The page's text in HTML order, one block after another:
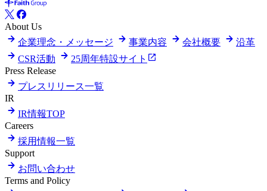
About Us
企業理念・メッセージ
事業内容 会社概要
沿革
CSR活動
25周年特設サイト
Press Release
プレスリリース一覧
IR
IR情報TOP
Careers
採用情報一覧
Support
お問い合わせ
Terms and Policy